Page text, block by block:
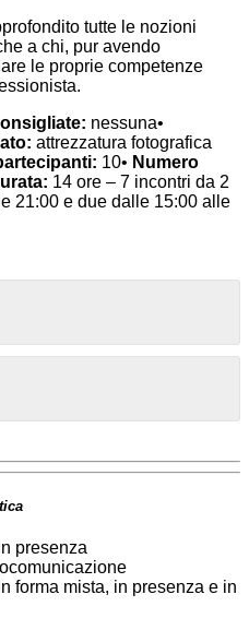
tutte le nozioni
a chi, pur avendo
le proprie competenze
nessuna•
attrezzatura fotografica
10• Numero
14 ore – 7 incontri da 2
21:00 e due dalle 15:00 alle
presenza
forma mista, in presenza e in